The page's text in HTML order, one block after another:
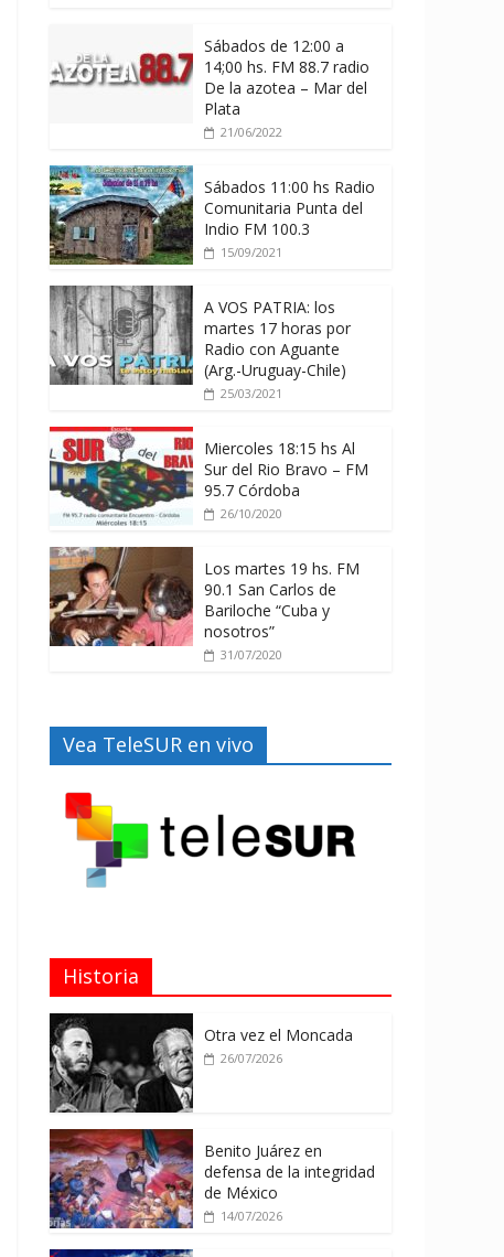
Sábados de 12:00 a
14;00 hs. FM 88.7 radio
De la azotea – Mar del
Plata
21/06/2022
Sábados 11:00 hs Radio
Comunitaria Punta del
Indio FM 100.3
15/09/2021
A VOS PATRIA: los
martes 17 horas por
Radio con Aguante
(Arg.-Uruguay-Chile)
25/03/2021
Miercoles 18:15 hs Al
Sur del Rio Bravo – FM
95.7 Córdoba
26/10/2020
Los martes 19 hs. FM
90.1 San Carlos de
Bariloche “Cuba y
nosotros”
31/07/2020
Vea TeleSUR en vivo
Historia
Otra vez el Moncada
26/07/2026
Benito Juárez en
defensa de la integridad
de México
14/07/2026